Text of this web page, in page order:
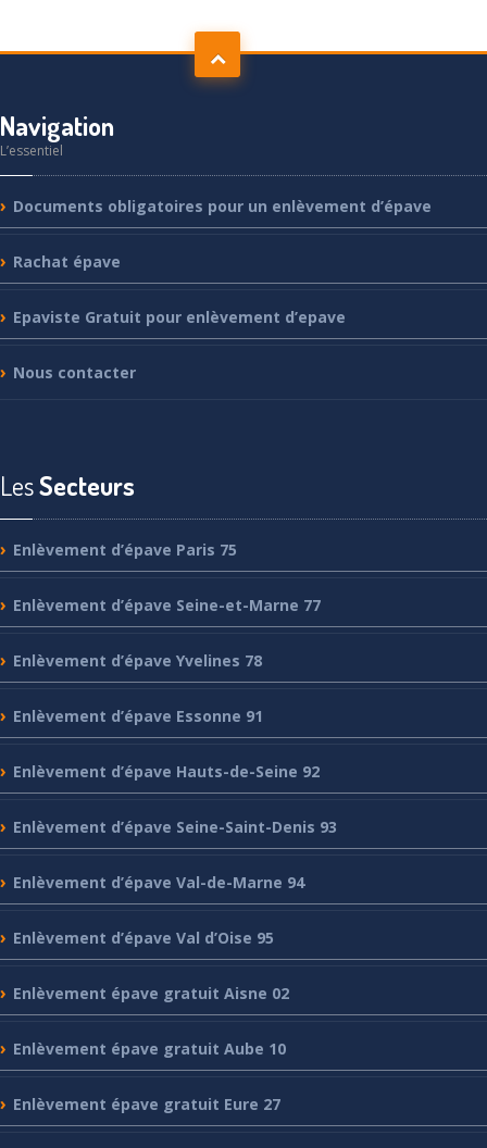
Navigation
L’essentiel
Documents obligatoires pour un enlèvement d’épave
Rachat épave
Epaviste Gratuit pour enlèvement d’epave
Nous contacter
LesSecteurs
Enlèvement d’épave Paris 75
Enlèvement d’épave Seine-et-Marne 77
Enlèvement d’épave Yvelines 78
Enlèvement d’épave Essonne 91
Enlèvement d’épave Hauts-de-Seine 92
Enlèvement d’épave Seine-Saint-Denis 93
Enlèvement d’épave Val-de-Marne 94
Enlèvement d’épave Val d’Oise 95
Enlèvement épave gratuit Aisne 02
Enlèvement épave gratuit Aube 10
Enlèvement épave gratuit Eure 27